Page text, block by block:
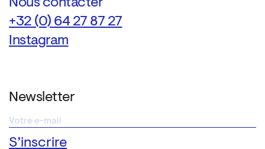
+32 (0) 64 27 87 27
Instagram
Newsletter